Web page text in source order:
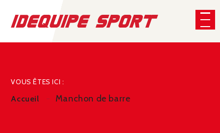
VOUS ÊTES ICI :
Accueil Manchon de barre